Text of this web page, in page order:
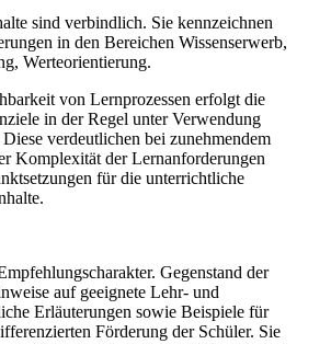
sind verbindlich. Sie kennzeichnen
in den Bereichen Wissenserwerb,
Werteorientierung.
von Lernprozessen erfolgt die
in der Regel unter Verwendung
verdeutlichen bei zunehmendem
Komplexität der Lernanforderungen
für die unterrichtliche
Gegenstand der
auf geeignete Lehr- und
Erläuterungen sowie Beispiele für
Förderung der Schüler. Sie